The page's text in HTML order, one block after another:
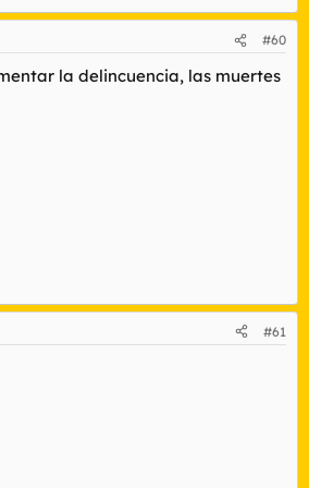
#60
la delincuencia, las muertes
#61